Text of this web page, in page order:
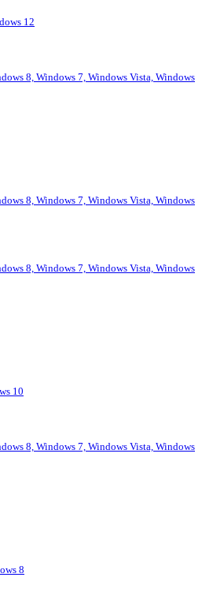
12
8, Windows 7, Windows Vista, Windows
8, Windows 7, Windows Vista, Windows
8, Windows 7, Windows Vista, Windows
10
8, Windows 7, Windows Vista, Windows
8